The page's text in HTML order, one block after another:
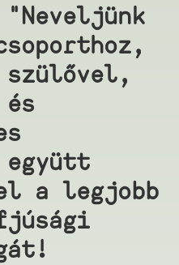
szülővel,
együtt
a legjobb